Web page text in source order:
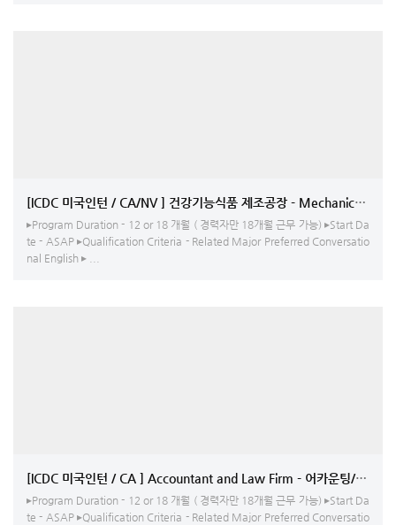
[ICDC 미국인턴 / CA/NV ] 건강기능식품 제조공장 -
▸Program Duration - 12 or 18 개월 ( 경력자만 18개월 근무 가능) ▸Start Da
te - ASAP ▸Qualification Criteria - Related Major Preferred Conversatio
nal English ▸ ...
[ICDC 미국인턴 / CA ] Accountant and Law Firm - 어카운팅/영상 편
▸Program Duration - 12 or 18 개월 ( 경력자만 18개월 근무 가능) ▸Start Da
te - ASAP ▸Qualification Criteria - Related Major Preferred Conversatio